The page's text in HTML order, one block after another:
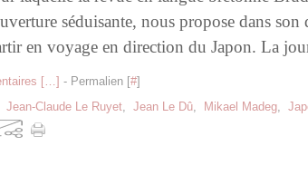
séduisante, nous propose dans son
en voyage en direction du Japon. La
[…] - Permalien [#]
Jean-Claude Le Ruyet, Jean Le Dû, Mikael Madeg,